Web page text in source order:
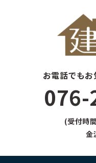
お電話でもお
076-
(受付時
金